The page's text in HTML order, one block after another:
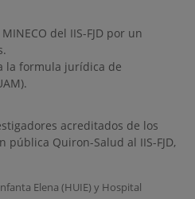
del IIS-FJD por un
la formula jurídica de
acreditados de los
pública Quiron-Salud al IIS-FJD,
Elena (HUIE) y Hospital